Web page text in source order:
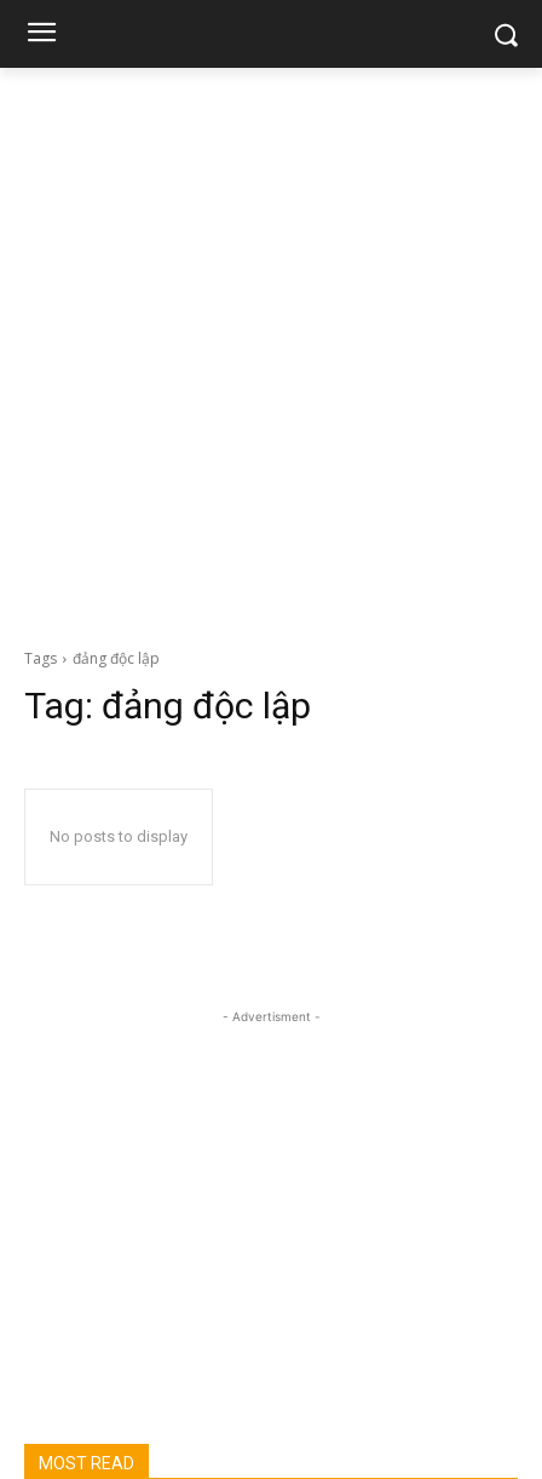
Tags đảng độc lập
Tag: đảng độc lập
No posts to display
- Advertisment -
MOST READ